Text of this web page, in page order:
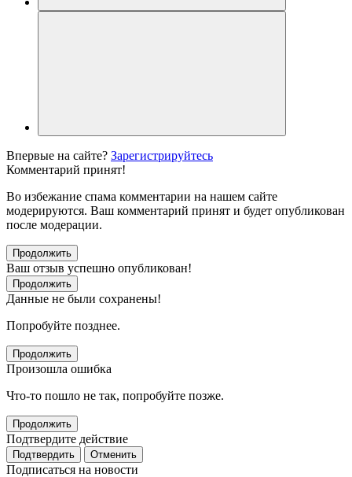
Впервые на сайте? Зарегистрируйтесь
Комментарий принят!
Во избежание спама комментарии на нашем сайте
модерируются. Ваш комментарий принят и будет опубликован
после модерации.
Продолжить
Ваш отзыв успешно опубликован!
Продолжить
Данные не были сохранены!
Попробуйте позднее.
Продолжить
Произошла ошибка
Что-то пошло не так, попробуйте позже.
Продолжить
Подтвердите действие
Подтвердить Отменить
Подписаться на новости